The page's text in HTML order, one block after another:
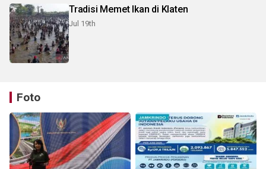
Tradisi Memet Ikan di Klaten
Jul 19th
Foto